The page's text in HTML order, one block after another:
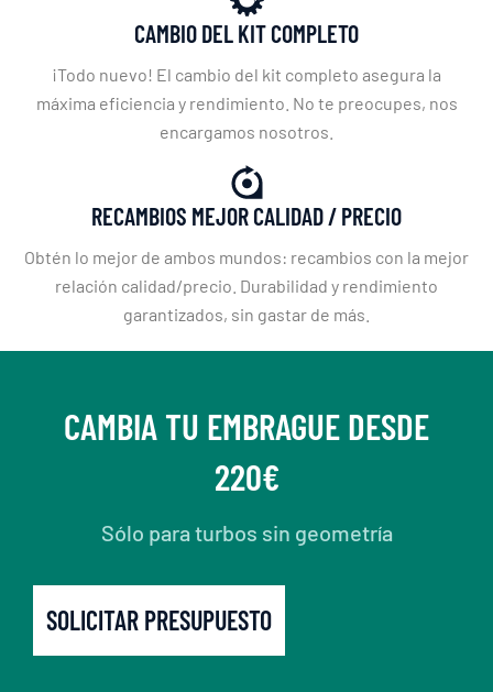
CAMBIO DEL KIT COMPLETO
¡Todo nuevo! El cambio del kit completo asegura la
máxima eficiencia y rendimiento. No te preocupes, nos
encargamos nosotros.
RECAMBIOS MEJOR CALIDAD / PRECIO
Obtén lo mejor de ambos mundos: recambios con la mejor
relación calidad/precio. Durabilidad y rendimiento
garantizados, sin gastar de más.
CAMBIA TU EMBRAGUE DESDE
220€
Sólo para turbos sin geometría
SOLICITAR PRESUPUESTO